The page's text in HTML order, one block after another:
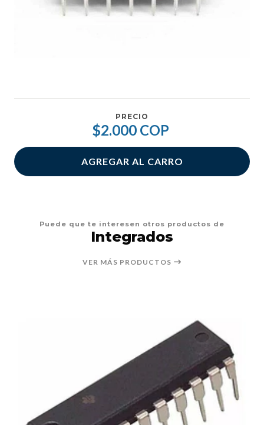
PRECIO
$2.000 COP
AGREGAR AL CARRO
Puede que te interesen otros productos de
Integrados
VER MÁS PRODUCTOS